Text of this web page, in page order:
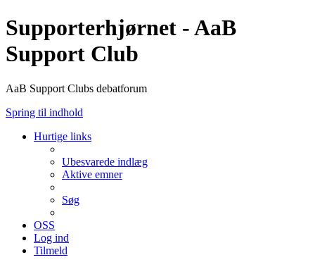
Supporterhjørnet - AaB
Support Club
AaB Support Clubs debatforum
Spring til indhold
Hurtige links
Ubesvarede indlæg
Aktive emner
Søg
OSS
Log ind
Tilmeld